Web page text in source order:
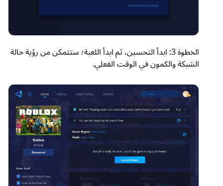
الخطوة 3: ابدأ التحسين، ثم ابدأ اللعبة؛ ستتمكن من رؤية حالة
الشبكة والكمون في الوقت الفعلي.